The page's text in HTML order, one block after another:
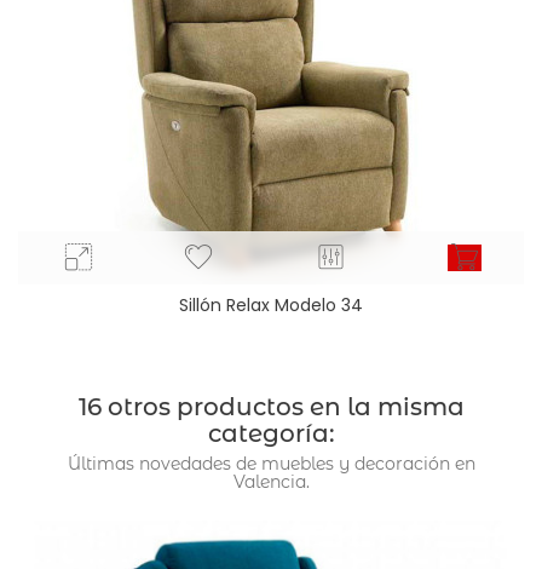
Sillón Relax Modelo 34
16 otros productos en la misma
categoría:
Últimas novedades de muebles y decoración en
Valencia.